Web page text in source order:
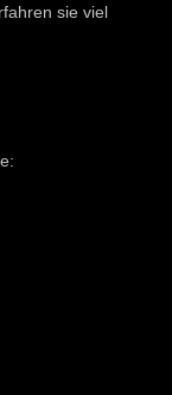
sie viel